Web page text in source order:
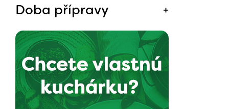
Doba přípravy